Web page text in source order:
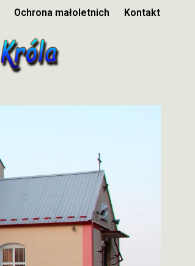
Ochrona małoletnich Kontakt